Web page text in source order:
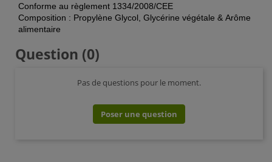
Conforme au règlement 1334/2008/CEE
Composition : Propylène Glycol, Glycérine végétale & Arôme
alimentaire
Question (0)
Pas de questions pour le moment.
Poser une question